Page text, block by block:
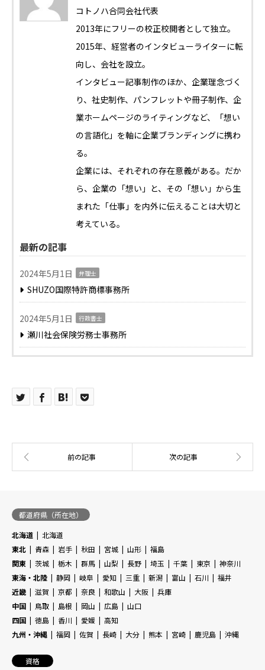
コトノハ合同会社代表
2013年にフリーの校正校閲者として独立。
2015年、経営者のインタビューライターに転
向し、会社を設立。
インタビュー記事制作のほか、企業理念づく
り、社史制作、パンフレットや冊子制作、企
業ホームページのライティングなど、「想い
の言語化」を軸に企業ブランディングに携わ
る。
企業には、それぞれの存在意義がある。だか
ら、企業の「想い」と、その「想い」から生
まれた「仕事」を内外に伝えることは大切と
考えている。
最新の記事
2024年5月1日 弁理士
SHUZO国際特許商標事務所
2024年5月1日 行政書士
瀬川社会保険労務士事務所
都道府県（所在地）
北海道
北海道
東北
青森 岩手 秋田 宮城 山形
福島
関東
茨城 栃木 群馬 山梨 長野 埼玉 千葉 東京
神奈川
東海・北陸
静岡 岐阜 愛知 三重 新潟 富山 石川
福井
近畿
滋賀 京都 奈良 和歌山 大阪
兵庫
中国
鳥取 島根 岡山 広島
山口
四国
徳島 香川 愛媛
高知
九州・沖縄
福岡 佐賀 長崎 大分 熊本 宮崎 鹿児島 沖縄
資格